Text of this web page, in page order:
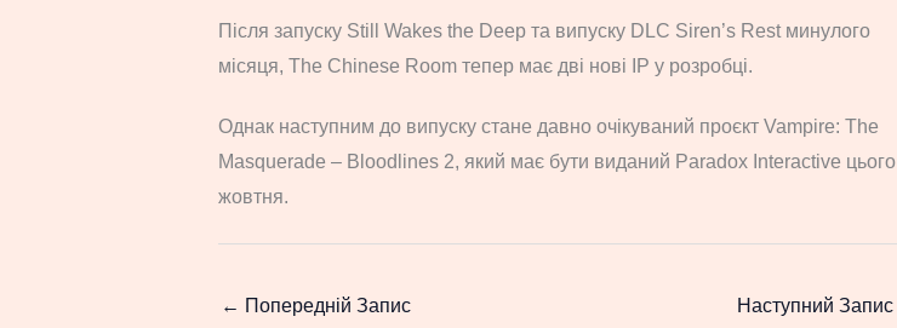
Після запуску Still Wakes the Deep та випуску DLC Siren’s Rest минулого
місяця, The Chinese Room тепер має дві нові IP у розробці.
Однак наступним до випуску стане давно очікуваний проєкт Vampire: The
Masquerade – Bloodlines 2, який має бути виданий Paradox Interactive цього
жовтня.
← Попередній Запис Наступний Запис